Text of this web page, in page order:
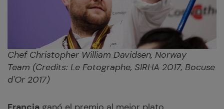
Chef Christopher William Davidsen, Norway
Team (Credits: Le Fotographe, SIRHA 2017, Bocuse
d'Or 2017)